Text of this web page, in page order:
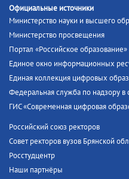
Официальные источники
Министерство науки и высшего
Министерство просвещения
Портал «Российское образование»
Единое окно информационных
Единая коллекция цифровых
Федеральная служба по надзору в
ГИС «Современная цифровая
Российский союз ректоров
Совет ректоров вузов Брянской
Росстудцентр
Наши партнёры